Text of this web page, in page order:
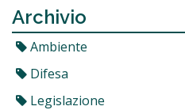
Archivio
Ambiente
Difesa
Legislazione